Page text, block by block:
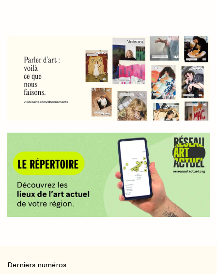
celles issues des histoires coloniales et de leurs
douloureux héritages. Pour Tagny, ces terreaux fertiles
disent tout : ils exhument les silences, et la vérité
(re)prend alors vie.
Derniers numéros